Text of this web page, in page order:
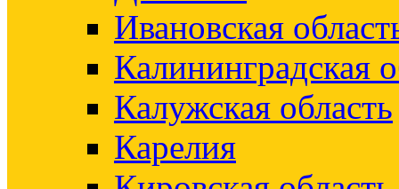
Ивановская
Калининградская
Калужская область
Карелия